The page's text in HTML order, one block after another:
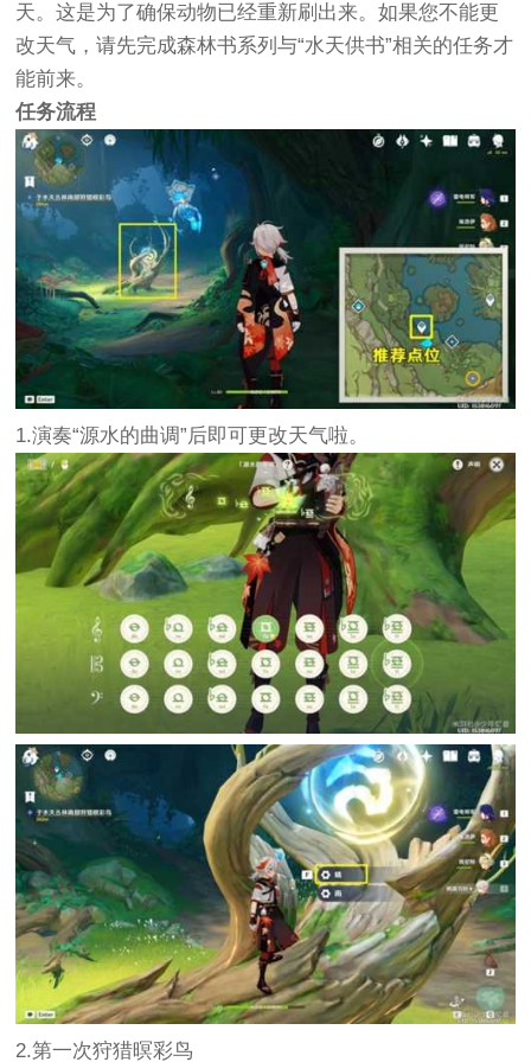
天。这是为了确保动物已经重新刷出来。如果您不能更
改天气，请先完成森林书系列与“水天供书”相关的任务才
能前来。
任务流程
1.演奏“源水的曲调”后即可更改天气啦。
2.第一次狩猎暝彩鸟